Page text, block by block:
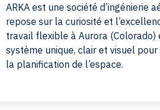
ARKA est une société d’ingénierie
repose sur la curiosité et
travail flexible à Aurora (Colorado)
système unique, clair et visuel
la planification de l’espace.